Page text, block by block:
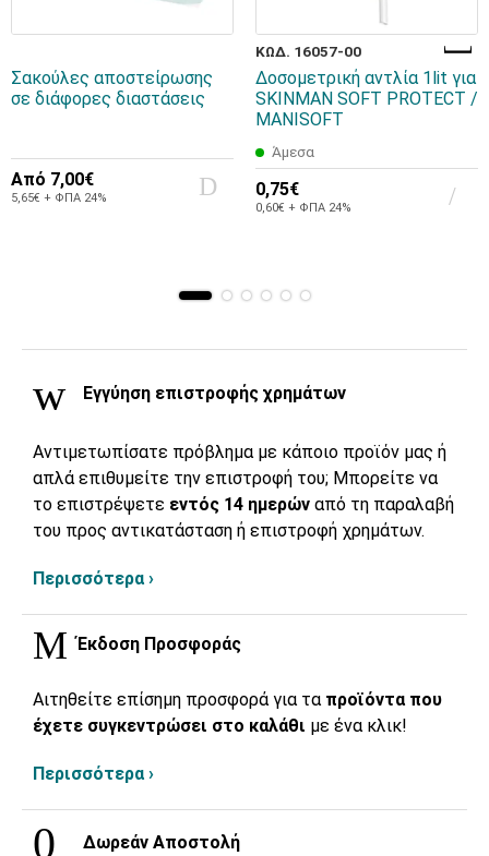
Σακούλες αποστείρωσης
σε διάφορες διαστάσεις
Από 7,00€
5,65€ + ΦΠΑ 24%
ΚΩΔ. 16057-00
Δοσομετρική αντλία 1lit για
SKINMAN SOFT PROTECT /
MANISOFT
Άμεσα
0,75€
0,60€ + ΦΠΑ 24%
Εγγύηση επιστροφής χρημάτων
Αντιμετωπίσατε πρόβλημα με κάποιο προϊόν μας ή
απλά επιθυμείτε την επιστροφή του; Μπορείτε να
το επιστρέψετε εντός 14 ημερών από τη παραλαβή
του προς αντικατάσταση ή επιστροφή χρημάτων.
Περισσότερα ›
Έκδοση Προσφοράς
Αιτηθείτε επίσημη προσφορά για τα προϊόντα που
έχετε συγκεντρώσει στο καλάθι με ένα κλικ!
Περισσότερα ›
Δωρεάν Αποστολή